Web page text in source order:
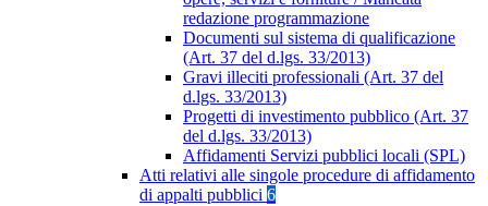
redazione programmazione
Documenti sul sistema di qualificazione
(Art. 37 del d.lgs. 33/2013)
Gravi illeciti professionali (Art. 37 del
d.lgs. 33/2013)
Progetti di investimento pubblico (Art. 37
del d.lgs. 33/2013)
Affidamenti Servizi pubblici locali (SPL)
Atti relativi alle singole procedure di affidamento
di appalti pubblici 6